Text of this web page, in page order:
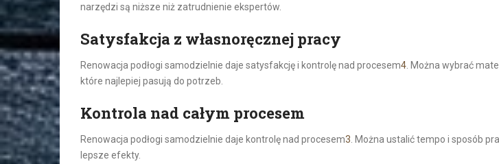
narzędzi są niższe niż zatrudnienie ekspertów.
Satysfakcja z własnoręcznej pracy
Renowacja podłogi samodzielnie daje satysfakcję i kontrolę nad procesem4. Można wybrać
które najlepiej pasują do potrzeb.
Kontrola nad całym procesem
Renowacja podłogi samodzielnie daje kontrolę nad procesem3. Można ustalić tempo i sposób
lepsze efekty.